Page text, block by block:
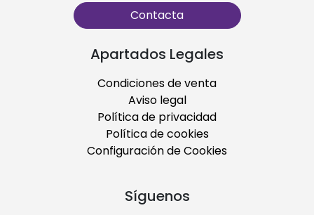
Contacta
Apartados Legales
Condiciones de venta
Aviso legal
Política de privacidad
Política de cookies
Configuración de Cookies
Síguenos